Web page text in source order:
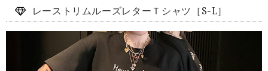
レーストリムルーズレターＴシャツ［S-L］